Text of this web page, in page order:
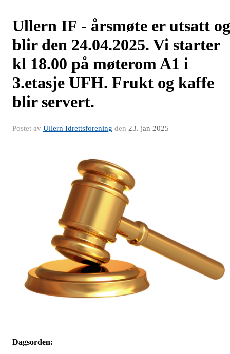
Ullern IF - årsmøte er utsatt og
blir den 24.04.2025. Vi starter
kl 18.00 på møterom A1 i
3.etasje UFH. Frukt og kaffe
blir servert.
Postet av Ullern Idrettsforening den 23. jan 2025
Dagsorden: